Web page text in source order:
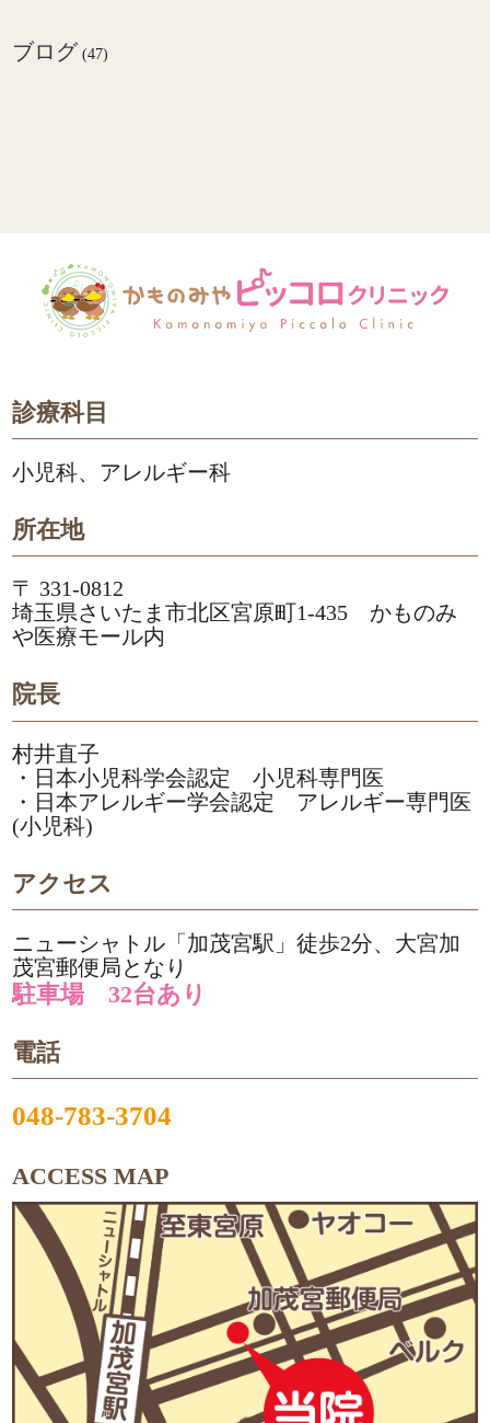
ブログ (47)
診療科目
小児科、アレルギー科
所在地
〒 331-0812
埼玉県さいたま市北区宮原町1-435 かものみ
や医療モール内
院長
村井直子
・日本小児科学会認定 小児科専門医
・日本アレルギー学会認定 アレルギー専門医
(小児科)
アクセス
ニューシャトル「加茂宮駅」徒歩2分、大宮加
茂宮郵便局となり
駐車場 32台あり
電話
048-783-3704
ACCESS MAP